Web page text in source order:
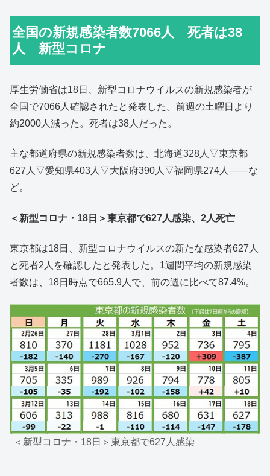
全国の新規感染者数7066人 死者は38
人 新型コロナ
厚生労働省は18日、新型コロナウイルスの新規感染者が
全国で7066人確認されたと発表した。前週の土曜日より
約2000人減った。死者は38人だった。
主な都道府県の新規感染者数は、北海道328人▽東京都
627人▽愛知県403人▽大阪府390人▽福岡県274人――な
ど。
＜新型コロナ・18日＞東京都で627人感染、2人死亡
東京都は18日、新型コロナウイルスの新たな感染者627人
と死者2人を確認したと発表した。1週間平均の新規感染
者数は、18日時点で665.9人で、前の週に比べて87.4%。
＜新型コロナ・18日＞東京都で627人感染